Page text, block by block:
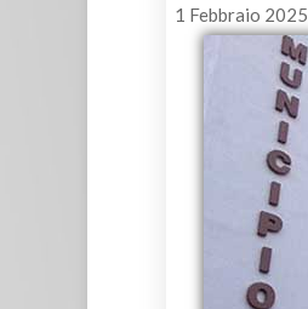
1 Febbraio 2025